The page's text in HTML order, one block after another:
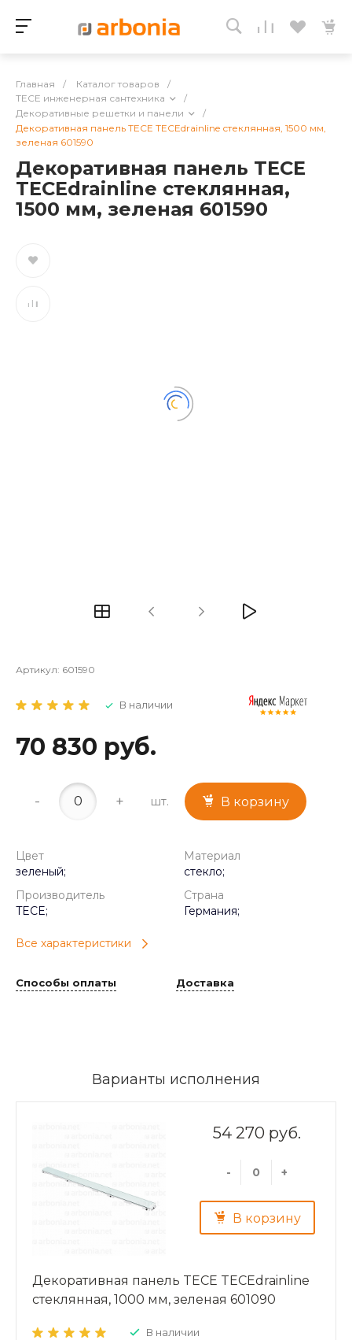
Главная / Каталог товаров
/
TECE инженерная сантехника
/
Декоративные решетки и панели
/
Декоративная панель TECE TECEdrainline стеклянная, 1500 мм,
зеленая 601590
Декоративная панель TECE
TECEdrainline стеклянная,
1500 мм, зеленая 601590
Артикул: 601590
В наличии
70 830 руб.
- + шт. В корзину
Цвет
зеленый;
Материал
стекло;
Производитель
TECE;
Страна
Германия;
Все характеристики
Способы оплаты Доставка
Варианты исполнения
54 270 руб.
- +
В корзину
Декоративная панель TECE TECEdrainline
стеклянная, 1000 мм, зеленая 601090
В наличии